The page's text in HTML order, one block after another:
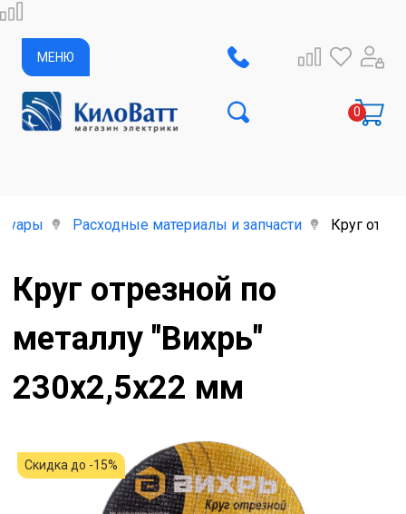
МЕНЮ
Расходные материалы и запчасти Круг
Круг отрезной по
металлу "Вихрь"
230х2,5х22 мм
Скидка до -15%